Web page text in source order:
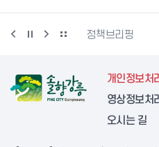
강릉단오제 정책브리핑
개인정보처
영상정보처
오시는 길